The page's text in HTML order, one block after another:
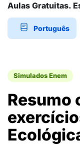
Aulas Gratuitas.
Português
Simulados Enem
Resumo